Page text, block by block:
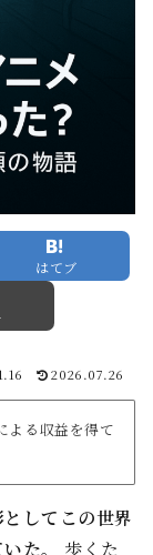
はてブ
2026.07.26
よる収益を得て
してこの世界
た。
歩くた